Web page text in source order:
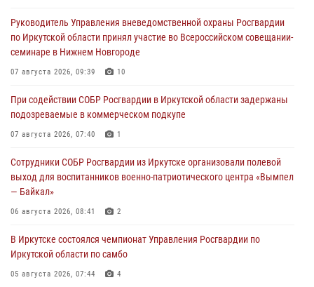
Руководитель Управления вневедомственной охраны Росгвардии
по Иркутской области принял участие во Всероссийском совещании-
семинаре в Нижнем Новгороде
07 августа 2026, 09:39 10
При содействии СОБР Росгвардии в Иркутской области задержаны
подозреваемые в коммерческом подкупе
07 августа 2026, 07:40 1
Сотрудники СОБР Росгвардии из Иркутске организовали полевой
выход для воспитанников военно-патриотического центра «Вымпел
— Байкал»
06 августа 2026, 08:41 2
В Иркутске состоялся чемпионат Управления Росгвардии по
Иркутской области по самбо
05 августа 2026, 07:44 4